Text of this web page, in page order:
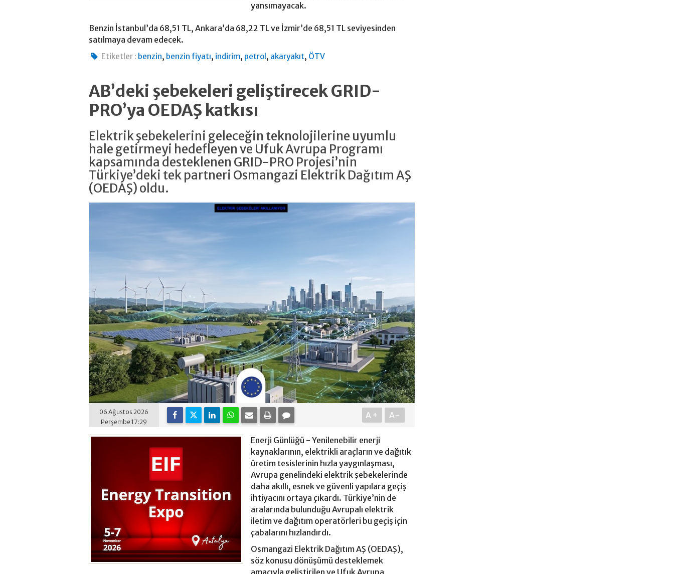
yansımayacak.
Benzin İstanbul’da 68,51 TL, Ankara’da 68,22 TL ve İzmir’de 68,51 TL seviyesinden
satılmaya devam edecek.
Etiketler : benzin, benzin fiyatı, indirim, petrol , akaryakıt, ÖTV
AB’deki şebekeleri geliştirecek GRID-
PRO’ya OEDAŞ katkısı
Elektrik şebekelerini geleceğin teknolojilerine uyumlu
hale getirmeyi hedefleyen ve Ufuk Avrupa Programı
kapsamında desteklenen GRID-PRO Projesi’nin
Türkiye’deki tek partneri Osmangazi Elektrik Dağıtım AŞ
(OEDAŞ) oldu.
06 Ağustos 2026
Perşembe 17:29
A+ A-
Enerji Günlüğü - Yenilenebilir enerji
kaynaklarının, elektrikli araçların ve dağıtık
üretim tesislerinin hızla yaygınlaşması,
Avrupa genelindeki elektrik şebekelerinde
daha akıllı, esnek ve güvenli yapılara geçiş
ihtiyacını ortaya çıkardı. Türkiye’nin de
aralarında bulunduğu Avrupalı elektrik
iletim ve dağıtım operatörleri bu geçiş için
çabalarını hızlandırdı.
Osmangazi Elektrik Dağıtım AŞ (OEDAŞ),
söz konusu dönüşümü desteklemek
amacıyla geliştirilen ve Ufuk Avrupa